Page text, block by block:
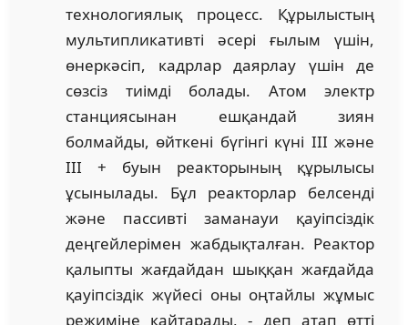
технологиялық процесс. Құрылыстың
мультипликативті әсері ғылым үшін,
өнеркәсіп, кадрлар даярлау үшін де
сөзсіз тиімді болады. Атом электр
станциясынан ешқандай зиян
болмайды, өйткені бүгінгі күні III және
III + буын реакторының құрылысы
ұсынылады. Бұл реакторлар белсенді
және пассивті заманауи қауіпсіздік
деңгейлерімен жабдықталған. Реактор
қалыпты жағдайдан шыққан жағдайда
қауіпсіздік жүйесі оны оңтайлы жұмыс
режиміне қайтарады, - деп атап өтті